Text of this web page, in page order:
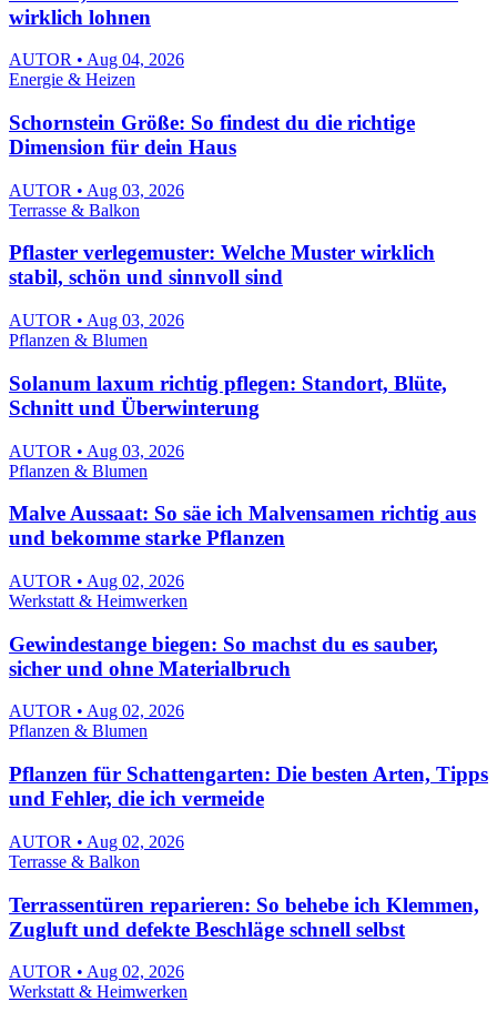
wirklich lohnen
AUTOR • Aug 04, 2026
Energie & Heizen
Schornstein Größe: So findest du die richtige
Dimension für dein Haus
AUTOR • Aug 03, 2026
Terrasse & Balkon
Pflaster verlegemuster: Welche Muster wirklich
stabil, schön und sinnvoll sind
AUTOR • Aug 03, 2026
Pflanzen & Blumen
Solanum laxum richtig pflegen: Standort, Blüte,
Schnitt und Überwinterung
AUTOR • Aug 03, 2026
Pflanzen & Blumen
Malve Aussaat: So säe ich Malvensamen richtig aus
und bekomme starke Pflanzen
AUTOR • Aug 02, 2026
Werkstatt & Heimwerken
Gewindestange biegen: So machst du es sauber,
sicher und ohne Materialbruch
AUTOR • Aug 02, 2026
Pflanzen & Blumen
Pflanzen für Schattengarten: Die besten Arten, Tipps
und Fehler, die ich vermeide
AUTOR • Aug 02, 2026
Terrasse & Balkon
Terrassentüren reparieren: So behebe ich Klemmen,
Zugluft und defekte Beschläge schnell selbst
AUTOR • Aug 02, 2026
Werkstatt & Heimwerken